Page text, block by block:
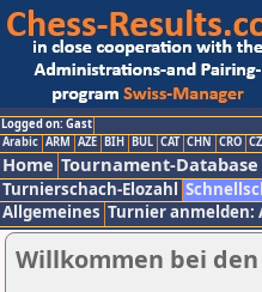
Logged on: Gast
Arabic ARM AZE BIH BUL CAT CHN CRO
Home Tournament-Database
Turnierschach-Elozahl
Allgemeines Turnier anmelden:
Willkommen bei den